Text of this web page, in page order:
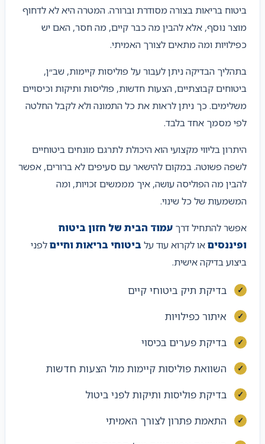
ביטוח בריאות בצורה מסודרת וברורה. המטרה היא לא לדחוף
מוצר נוסף, אלא להבין מה כבר קיים, מה חסר, האם יש
כפילויות ומה מתאים לצורך האמיתי.
בתהליך הבדיקה ניתן לעבור על פוליסות קיימות, שב״ן,
ביטוחים קבוצתיים, הצעות חדשות, פוליסות ותיקות וכיסויים
משלימים. כך ניתן לראות את כל התמונה ולא לקבל החלטה
לפי מסמך אחד בלבד.
היתרון בליווי מקצועי הוא היכולת לתרגם מונחים ביטוחיים
לשפה פשוטה. במקום להישאר עם סעיפים לא ברורים, אפשר
להבין מה הפוליסה עושה, איך מממשים זכויות, ומה
המשמעות של כל שינוי.
אפשר להתחיל דרך עמוד הבית של חזון ביטוח
ופיננסיםאו לקרוא עוד עלביטוחי בריאות וחייםלפני
ביצוע בדיקה אישית.
בדיקת תיק ביטוחי קיים
איתור כפילויות
בדיקת פערים בכיסוי
השוואת פוליסות קיימות מול הצעות חדשות
בדיקת פוליסות ותיקות לפני ביטול
התאמת פתרון לצורך האמיתי